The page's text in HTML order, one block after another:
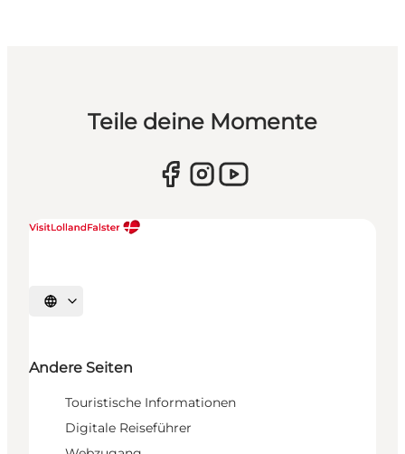
Teile deine Momente
Sprache auswählen
Andere Seiten
Touristische Informationen
Digitale Reiseführer